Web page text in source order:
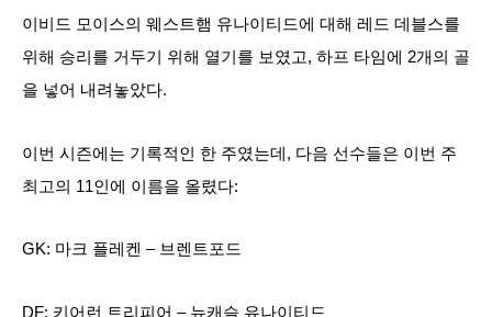
이비드 모이스의 웨스트햄 유나이티드에 대해 레드 데블스를
위해 승리를 거두기 위해 열기를 보였고, 하프 타임에 2개의 골
을 넣어 내려놓았다.
이번 시즌에는 기록적인 한 주였는데, 다음 선수들은 이번 주
최고의 11인에 이름을 올렸다:
GK: 마크 플레켄 – 브렌트포드
DF: 키어런 트리피어 – 뉴캐슬 유나이티드